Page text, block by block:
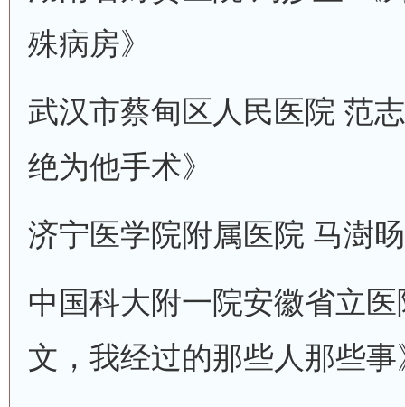
殊病房》
武汉市蔡甸区人民医院 范
绝为他手术》
济宁医学院附属医院 马澍
中国科大附一院安徽省立
文，我经过的那些人那些事